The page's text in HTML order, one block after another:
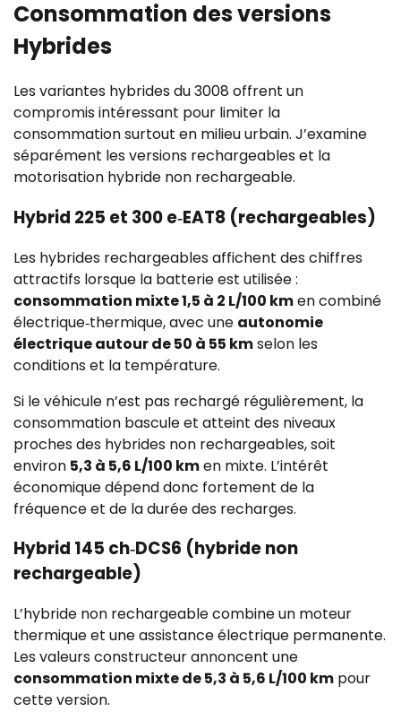
Consommation des versions
Hybrides
Les variantes hybrides du 3008 offrent un
compromis intéressant pour limiter la
consommation surtout en milieu urbain. J’examine
séparément les versions rechargeables et la
motorisation hybride non rechargeable.
Hybrid 225 et 300 e‑EAT8 (rechargeables)
Les hybrides rechargeables affichent des chiffres
attractifs lorsque la batterie est utilisée :
consommation mixte 1,5 à 2 L/100 kmen combiné
électrique‑thermique, avec une autonomie
électrique autour de 50 à 55 kmselon les
conditions et la température.
Si le véhicule n’est pas rechargé régulièrement, la
consommation bascule et atteint des niveaux
proches des hybrides non rechargeables, soit
environ 5,3 à 5,6 L/100 kmen mixte. L’intérêt
économique dépend donc fortement de la
fréquence et de la durée des recharges.
Hybrid 145 ch‑DCS6 (hybride non
rechargeable)
L’hybride non rechargeable combine un moteur
thermique et une assistance électrique permanente.
Les valeurs constructeur annoncent une
consommation mixte de 5,3 à 5,6 L/100 km pour
cette version.